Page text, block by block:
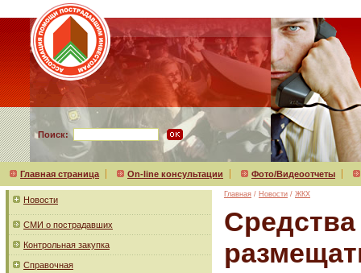
Поиск:
Главная страница On-line консультации Фото/Видеоотчеты
Новости
СМИ о пострадавших
Контрольная закупка
Справочная
Главная / Новости / ЖКХ